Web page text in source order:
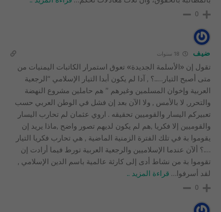
0
ضيف 18 سنوات
تقول إن «الأسلمة الجديدة» تعوق استمرار الكاتبات اليمنيات من
متى أصبح التيار…..؟ , آدا لم يكون أبدا التيار الإسلامي “الرجعية
العربية وإخوان المسلمين وغيرهم ” هم حاملين مشروع النهضة
والتحرر, لا بالأمس , ولا الآن بعد إن فشل في الوطن العربي حسب
تعبيركم اليسار والقوميين تحقيقه . اروي عثمان لم تحارب اليسار
والقوميين إلا فكريا ,هم لم يكون لديهم تصور واضح ,ماذا يريد إن
يقوموا بة في تلك الفترة الزمنية الماضية , هي تحارب فكريا التيار
….؟ ألآن عندما الإسلاميين والرجعية العربية تورط فيما أرادت إن
تقوموا بة من نشاط أدى إلى كارثة عالمية باسم الدين الإسلامي ,
لقد أسرفوا… قراءة المزيد ..
0